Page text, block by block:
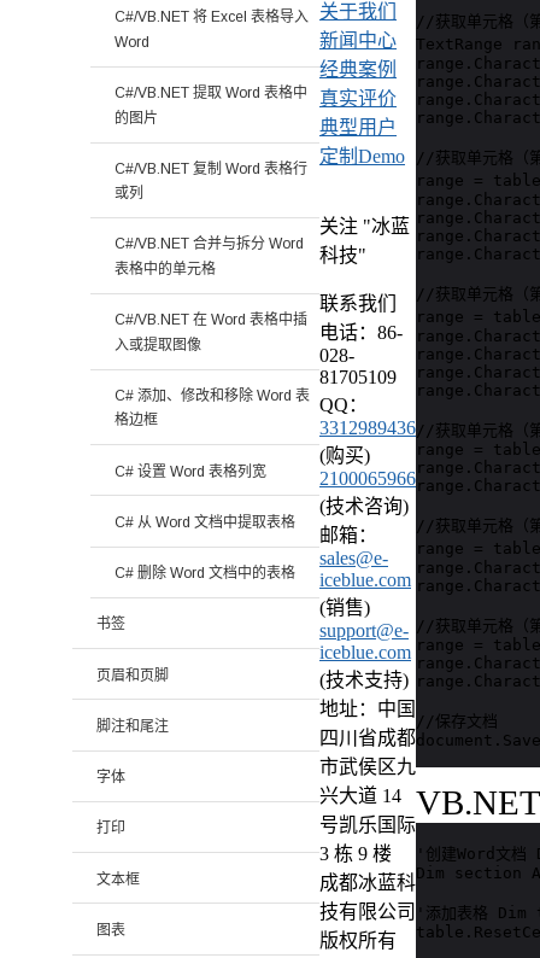
//获取单元格（
TextRange
//获取单元格（
range =
//获取单元格（
range =
//获取单元格（
range =
//获取单元格（
range =
//获取单元格（
range =
//保存文档
VB.NET
'创建Word文
Dim section
'添加表格
C#/VB.NET 将 Excel 表格导入
Word
C#/VB.NET 提取 Word 表格中
的图片
C#/VB.NET 复制 Word 表格行
或列
C#/VB.NET 合并与拆分 Word
表格中的单元格
C#/VB.NET 在 Word 表格中插
入或提取图像
C# 添加、修改和移除 Word 表
格边框
C# 设置 Word 表格列宽
C# 从 Word 文档中提取表格
C# 删除 Word 文档中的表格
书签
页眉和页脚
脚注和尾注
字体
打印
文本框
图表
关于我们
新闻中心
经典案例
真实评价
典型用户
定制Demo
关注 "冰蓝
科技"
联系我们
电话：86-
028-
81705109
QQ：
3312989436
(购买)
2100065966
(技术咨询)
邮箱：
sales@e-
iceblue.com
(销售)
support@e-
iceblue.com
(技术支持)
地址：中国
四川省成都
市武侯区九
兴大道 14
号凯乐国际
3 栋 9 楼
成都冰蓝科
技有限公司
版权所有